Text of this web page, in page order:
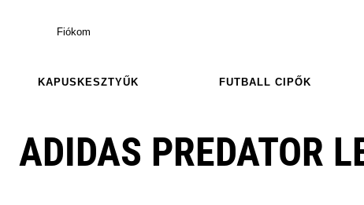
Fiókom
KAPUSKESZTYŰK FUTBALL CIPŐK
ADIDAS PREDATOR